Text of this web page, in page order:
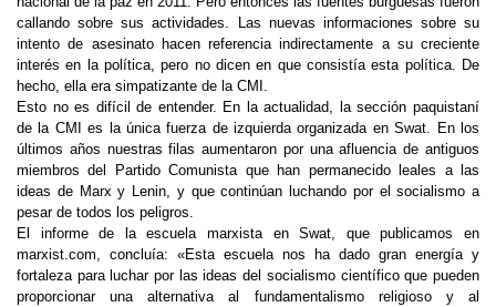
callando sobre sus actividades. Las nuevas informaciones sobre su
intento de asesinato hacen referencia indirectamente a su creciente
interés en la política, pero no dicen en que consistía esta política. De
hecho, ella era simpatizante de la CMI.
Esto no es difícil de entender. En la actualidad, la sección paquistaní
de la CMI es la única fuerza de izquierda organizada en Swat. En los
últimos años nuestras filas aumentaron por una afluencia de antiguos
miembros del Partido Comunista que han permanecido leales a las
ideas de Marx y Lenin, y que continúan luchando por el socialismo a
pesar de todos los peligros.
El informe de la escuela marxista en Swat, que publicamos en
marxist.com, concluía: «Esta escuela nos ha dado gran energía y
fortaleza para luchar por las ideas del socialismo científico que pueden
proporcionar una alternativa al fundamentalismo religioso y al